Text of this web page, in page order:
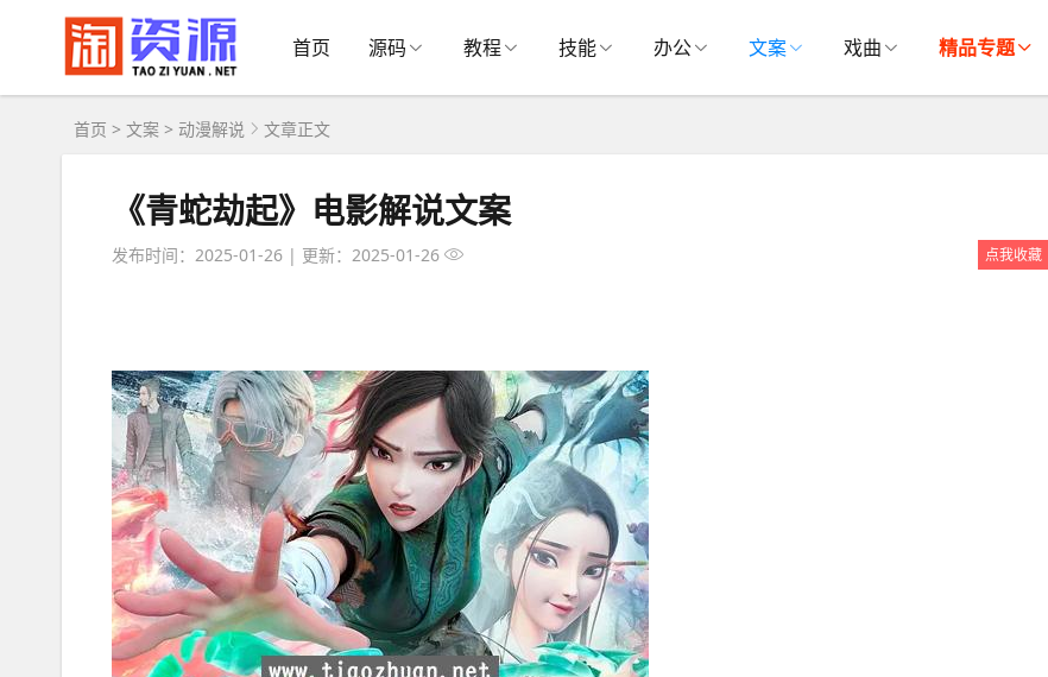
首页 源码 教程 技能 办公 文案 戏曲 精品专题
首页 > 文案 > 动漫解说 文章正文
《青蛇劫起》电影解说文案
发布时间：2025-01-26 | 更新：2025-01-26 点我收藏